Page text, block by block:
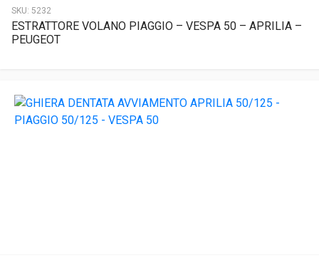
SKU: 5232
ESTRATTORE VOLANO PIAGGIO – VESPA 50 – APRILIA –
PEUGEOT